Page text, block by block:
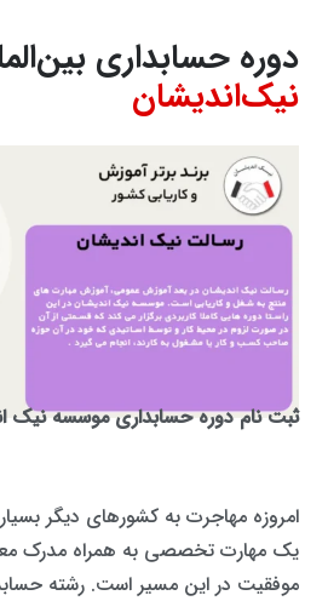
دوره حسابداری
نیک‌اندیشان
ثبت نام دوره حسابداری موسسه نیک
امروزه مهاجرت به کشورهای دیگر
یک مهارت تخصصی به همراه مدرک
موفقیت در این مسیر است. رشته